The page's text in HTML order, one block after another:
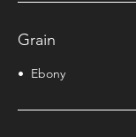
Grain
• Ebony